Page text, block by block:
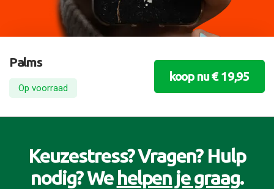
Palms
Op voorraad
koop nu € 19,95
Keuzestress? Vragen? Hulp
nodig? Wehelpen je graag.